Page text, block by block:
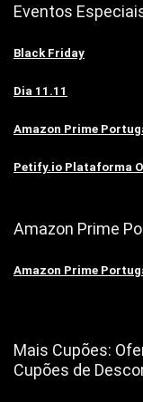
Eventos
Black Friday
Dia 11.11
Amazon Prime
Petify.io Plataforma
Amazon Prime
Amazon Prime
Mais Cupões:
Cupões de